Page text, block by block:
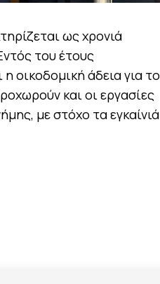
ως χρονιά
του έτους
οικοδομική άδεια για το
και οι εργασίες
με στόχο τα εγκαίνιά